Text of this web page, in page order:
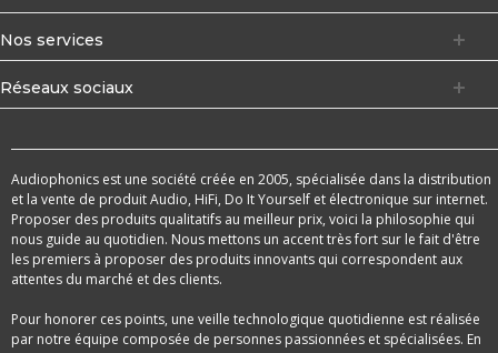
Nos services
Réseaux sociaux
Audiophonics est une société créée en 2005, spécialisée dans la distribution
et la vente de produit Audio, HiFi, Do It Yourself et électronique sur internet.
Proposer des produits qualitatifs au meilleur prix, voici la philosophie qui
nous guide au quotidien. Nous mettons un accent très fort sur le fait d'être
les premiers à proposer des produits innovants qui correspondent aux
attentes du marché et des clients.
Pour honorer ces points, une veille technologique quotidienne est réalisée
par notre équipe composée de personnes passionnées et spécialisées. En